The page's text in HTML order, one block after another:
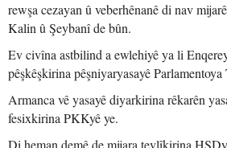
rewşa cezayan û veberhênanê di nav
Kalin û Şeybanî de bûn.
Ev civîna astbilind a ewlehiyê ya li
pêşkêşkirina pêşniyaryasayê
Armanca vê yasayê diyarkirina rêkarên
fesixkirina PKKyê ye.
Di heman demê de mijara tevlîkirina